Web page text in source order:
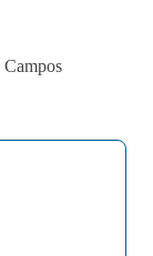
Campos